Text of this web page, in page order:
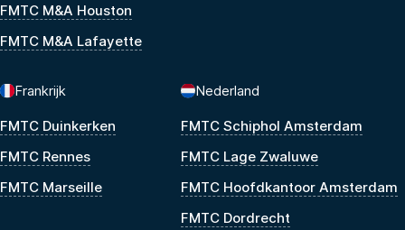
FMTC M&A Houston
FMTC M&A Lafayette
Frankrijk
FMTC Duinkerken
FMTC Rennes
FMTC Marseille
Nederland
FMTC Schiphol Amsterdam
FMTC Lage Zwaluwe
FMTC Hoofdkantoor Amsterdam
FMTC Dordrecht